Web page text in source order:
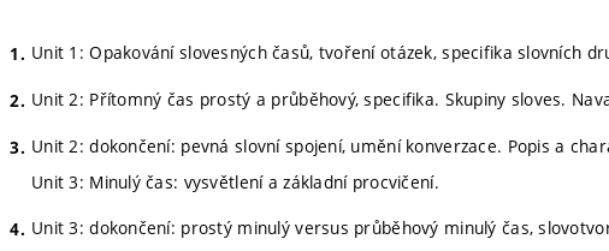
Unit 1: Opakování slovesných časů, tvoření otázek, specifika slovních
Unit 2: Přítomný čas prostý a průběhový, specifika. Skupiny sloves.
Unit 2: dokončení: pevná slovní spojení, umění konverzace. Popis a
Unit 3: Minulý čas: vysvětlení a základní procvičení.
Unit 3: dokončení: prostý minulý versus průběhový minulý čas,